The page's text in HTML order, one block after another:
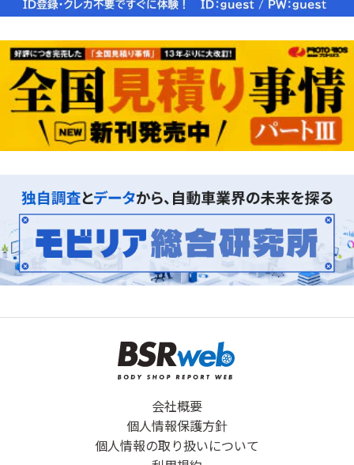
会社概要
個人情報保護方針
個人情報の取り扱いについて